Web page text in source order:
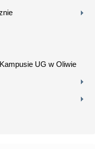
UG w Oliwie